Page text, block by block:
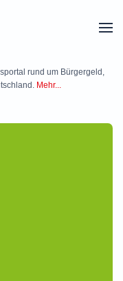
rund um Bürgergeld,
Mehr...